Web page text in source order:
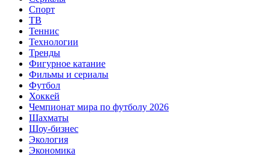
Спорт
ТВ
Теннис
Технологии
Тренды
Фигурное катание
Фильмы и сериалы
Футбол
Хоккей
Чемпионат мира по футболу 2026
Шахматы
Шоу-бизнес
Экология
Экономика